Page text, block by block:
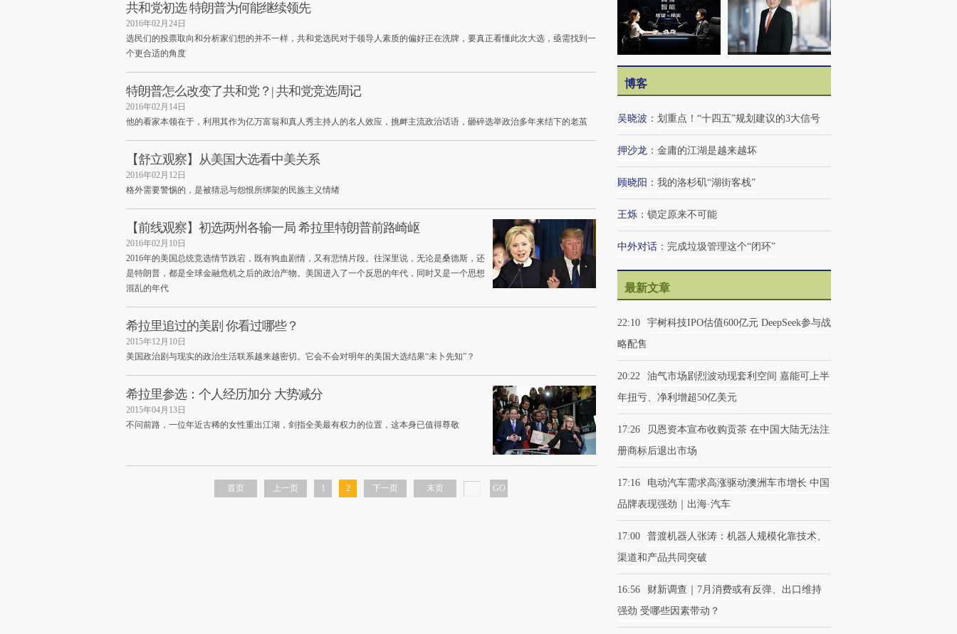
共和党初选 特朗普为何能继续领先
2016年02月24日
选民们的投票取向和分析家们想的并不一样，共和党选民对于领导人素质的偏好正在洗牌，要真正看懂此次大选，亟需找到一
个更合适的角度
特朗普怎么改变了共和党？| 共和党竞选周记
2016年02月14日
他的看家本领在于，利用其作为亿万富翁和真人秀主持人的名人效应，挑衅主流政治话语，砸碎选举政治多年来结下的老茧
【舒立观察】从美国大选看中美关系
2016年02月12日
格外需要警惕的，是被猜忌与怨恨所绑架的民族主义情绪
【前线观察】初选两州各输一局 希拉里特朗普前路崎岖
2016年02月10日
2016年的美国总统竞选情节跌宕，既有狗血剧情，又有悲情片段。往深里说，无论是桑德斯，还
是特朗普，都是全球金融危机之后的政治产物。美国进入了一个反思的年代，同时又是一个思想
混乱的年代
希拉里追过的美剧 你看过哪些？
2015年12月10日
美国政治剧与现实的政治生活联系越来越密切。它会不会对明年的美国大选结果“未卜先知”？
希拉里参选：个人经历加分 大势减分
2015年04月13日
不问前路，一位年近古稀的女性重出江湖，剑指全美最有权力的位置，这本身已值得尊敬
首页 上一页 1 2 下一页 末页 GO
博客
吴晓波 ： 划重点！“十四五”规划建议的3大信号
押沙龙 ： 金庸的江湖是越来越坏
顾晓阳 ： 我的洛杉矶“湖街客栈”
王烁 ： 锁定原来不可能
中外对话 ： 完成垃圾管理这个“闭环”
最新文章
22:10
宇树科技IPO估值600亿元 DeepSeek参与战
略配售
20:22
油气市场剧烈波动现套利空间 嘉能可上半
年扭亏、净利增超50亿美元
17:26
贝恩资本宣布收购贡茶 在中国大陆无法注
册商标后退出市场
17:16
电动汽车需求高涨驱动澳洲车市增长 中国
品牌表现强劲｜出海·汽车
17:00
普渡机器人张涛：机器人规模化靠技术、
渠道和产品共同突破
16:56
财新调查｜7月消费或有反弹、出口维持
强劲 受哪些因素带动？